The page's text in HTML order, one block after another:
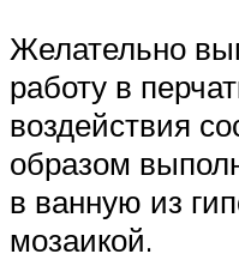
Желательно
работу в
воздействия
образом
в ванную из
мозаикой.